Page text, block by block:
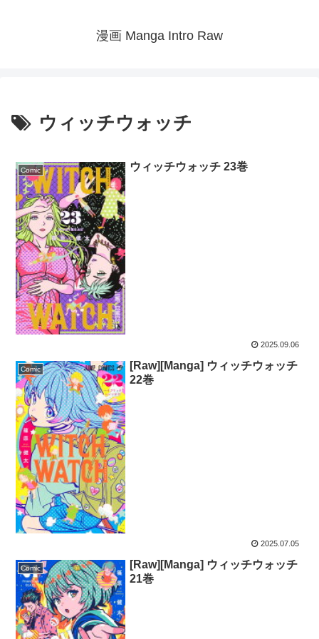
漫画 Manga Intro Raw
ウィッチウォッチ
Comic ウィッチウォッチ 23巻
2025.09.06
Comic
[Raw][Manga] ウィッチウォッチ
22巻
2025.07.05
Comic
[Raw][Manga] ウィッチウォッチ
21巻